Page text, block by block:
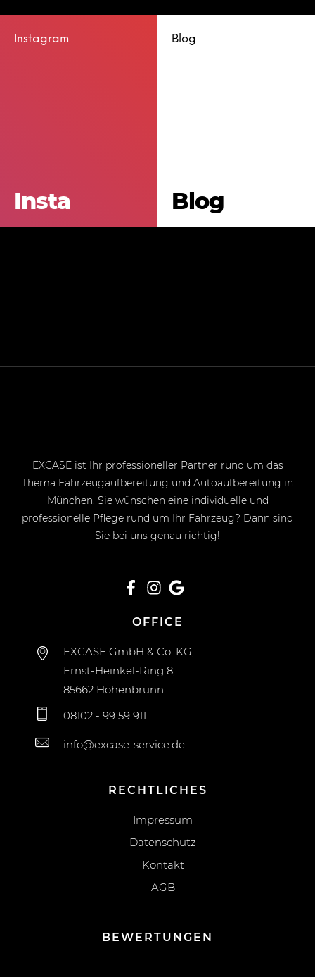
Instagram
Insta
Blog
Blog
EXCASE ist Ihr professioneller Partner rund um das
Thema Fahrzeugaufbereitung und Autoaufbereitung in
München. Sie wünschen eine individuelle und
professionelle Pflege rund um Ihr Fahrzeug? Dann sind
Sie bei uns genau richtig!
OFFICE
EXCASE GmbH & Co. KG,
Ernst-Heinkel-Ring 8,
85662 Hohenbrunn
08102 - 99 59 911
info@excase-service.de
RECHTLICHES
Impressum
Datenschutz
Kontakt
AGB
BEWERTUNGEN